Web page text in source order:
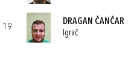
19
DRAGAN ČANČAR
Igrač